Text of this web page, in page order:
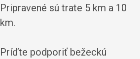
Pripravené sú trate 5 km a 10
km.
Príďte podporiť bežeckú